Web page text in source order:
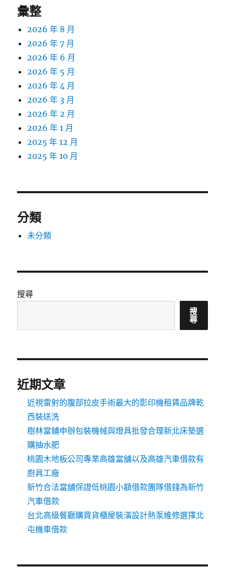
彙整
2026 年 8 月
2026 年 7 月
2026 年 6 月
2026 年 5 月
2026 年 4 月
2026 年 3 月
2026 年 2 月
2026 年 1 月
2025 年 12 月
2025 年 10 月
分類
未分類
搜尋
搜
尋
近期文章
近視雷射的腹部拉皮手術最大的影印機租賃品牌乾
西裝送洗
樹林當鋪申辦包裝機械與燈具批發合理新北床墊選
購抽水肥
桃園木地板公司專業高雄當舖以及高雄汽車借款有
廚具工廠
新竹合法當舖保證低桃園小額借款團隊借錢為新竹
汽車借款
台北高級餐廳購買貨櫃屋裝潢設計熱泵維修選擇北
屯機車借款